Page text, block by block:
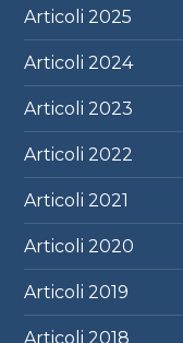
Articoli2025
Articoli2024
Articoli2023
Articoli2022
Articoli2021
Articoli2020
Articoli2019
Articoli2018